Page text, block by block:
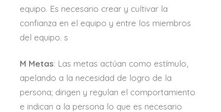
equipo. Es necesario crear y cultivar la
confianza en el equipo y entre los miembros
del equipo. s
M Metas: Las metas actúan como estímulo,
apelando a la necesidad de logro de la
persona; dirigen y regulan el comportamiento
e indican a la persona lo que es necesario